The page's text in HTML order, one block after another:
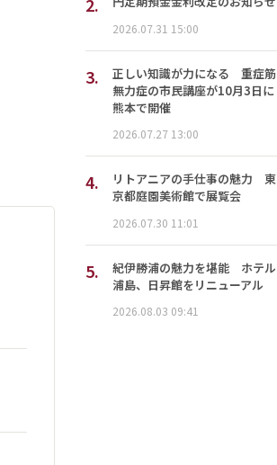
2.
2026.07.31 15:00
3.
正しい知識が力になる 重症筋
無力症の市民講座が10月3日に
熊本で開催
2026.07.27 13:00
4.
リトアニアの手仕事の魅力 東
京都庭園美術館で展覧会
2026.07.30 11:01
5.
紀伊勝浦の魅力を堪能 ホテル
浦島、日昇館をリニューアル
2026.08.03 09:41